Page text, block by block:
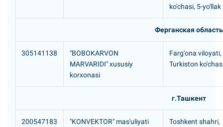
ko'chasi, 5-yo'llak
Ферганская область
305141138
"BOBOKARVON
MARVARIDI" xususiy
korxonasi
Farg'ona viloyati,
Turkiston
г.Ташкент
200547183
"KONVEKTOR" mas'uliyati
Toshkent shahri,